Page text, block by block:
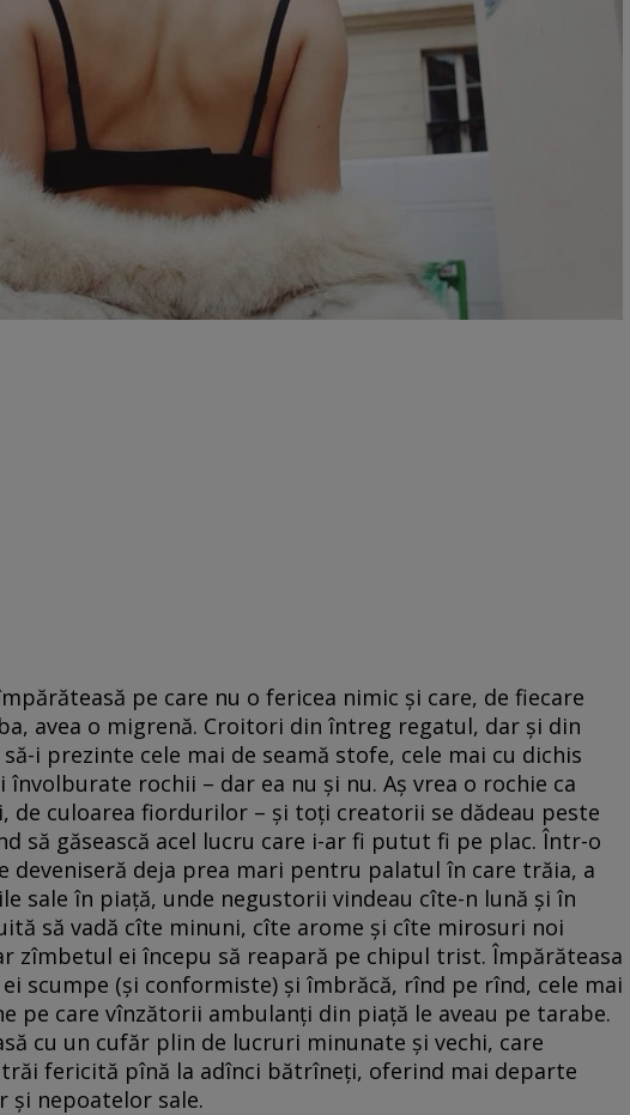
pe care nu o fericea nimic și care, de fiecare
avea o migrenă. Croitori din întreg regatul, dar și din
i prezinte cele mai de seamă stofe, cele mai cu dichis
rochii – dar ea nu și nu. Aș vrea o rochie ca
de culoarea fiordurilor – și toți creatorii se dădeau peste
să găsească acel lucru care i-ar fi putut fi pe plac. Într-o
deveniseră deja prea mari pentru palatul în care trăia, a
sale în piață, unde negustorii vindeau cîte-n lună și în
să vadă cîte minuni, cîte arome și cîte mirosuri noi
zîmbetul ei începu să reapară pe chipul trist. Împărăteasa
scumpe (și conformiste) și îmbrăcă, rînd pe rînd, cele mai
pe care vînzătorii ambulanți din piață le aveau pe tarabe.
cu un cufăr plin de lucruri minunate și vechi, care
trăi fericită pînă la adînci bătrîneți, oferind mai departe
și nepoatelor sale.